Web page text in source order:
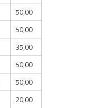
50,00
50,00
35,00
50,00
50,00
20,00